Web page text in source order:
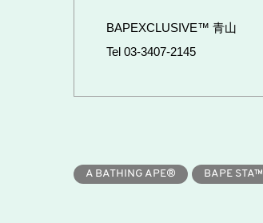
BAPEXCLUSIVE™ 青山
Tel 03-3407-2145
A BATHING APE® BAPE STA™